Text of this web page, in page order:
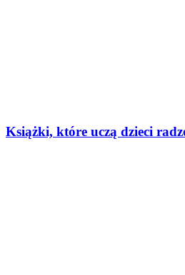
Książki, które uczą dzieci